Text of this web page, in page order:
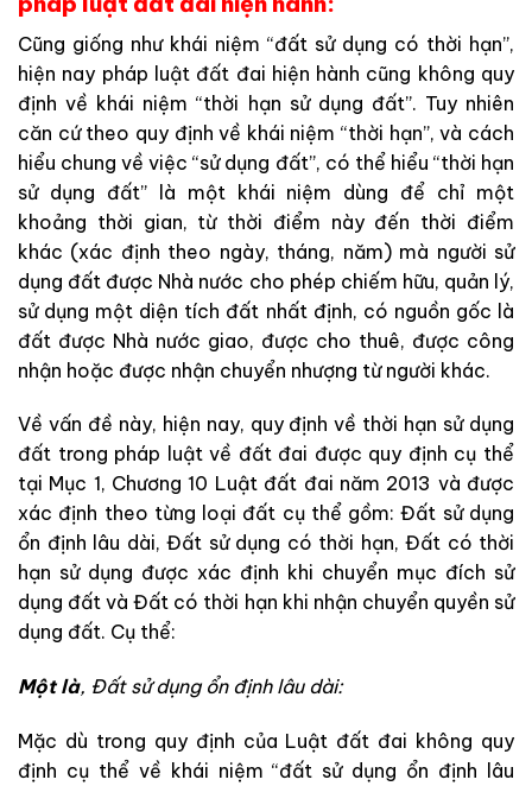
Cũng giống như khái niệm “đất sử dụng có thời hạn”,
hiện nay pháp luật đất đai hiện hành cũng không quy
định về khái niệm “thời hạn sử dụng đất”. Tuy nhiên
căn cứ theo quy định về khái niệm “thời hạn”, và cách
hiểu chung về việc “sử dụng đất”, có thể hiểu “thời hạn
sử dụng đất” là một khái niệm dùng để chỉ một
khoảng thời gian, từ thời điểm này đến thời điểm
khác (xác định theo ngày, tháng, năm) mà người sử
dụng đất được Nhà nước cho phép chiếm hữu, quản lý,
sử dụng một diện tích đất nhất định, có nguồn gốc là
đất được Nhà nước giao, được cho thuê, được công
nhận hoặc được nhận chuyển nhượng từ người khác.
Về vấn đề này, hiện nay, quy định về thời hạn sử dụng
đất trong pháp luật về đất đai được quy định cụ thể
tại Mục 1, Chương 10 Luật đất đai năm 2013 và được
xác định theo từng loại đất cụ thể gồm: Đất sử dụng
ổn định lâu dài, Đất sử dụng có thời hạn, Đất có thời
hạn sử dụng được xác định khi chuyển mục đích sử
dụng đất và Đất có thời hạn khi nhận chuyển quyền sử
dụng đất. Cụ thể:
Một là, Đất sử dụng ổn định lâu dài:
Mặc dù trong quy định của Luật đất đai không quy
định cụ thể về khái niệm “đất sử dụng ổn định lâu